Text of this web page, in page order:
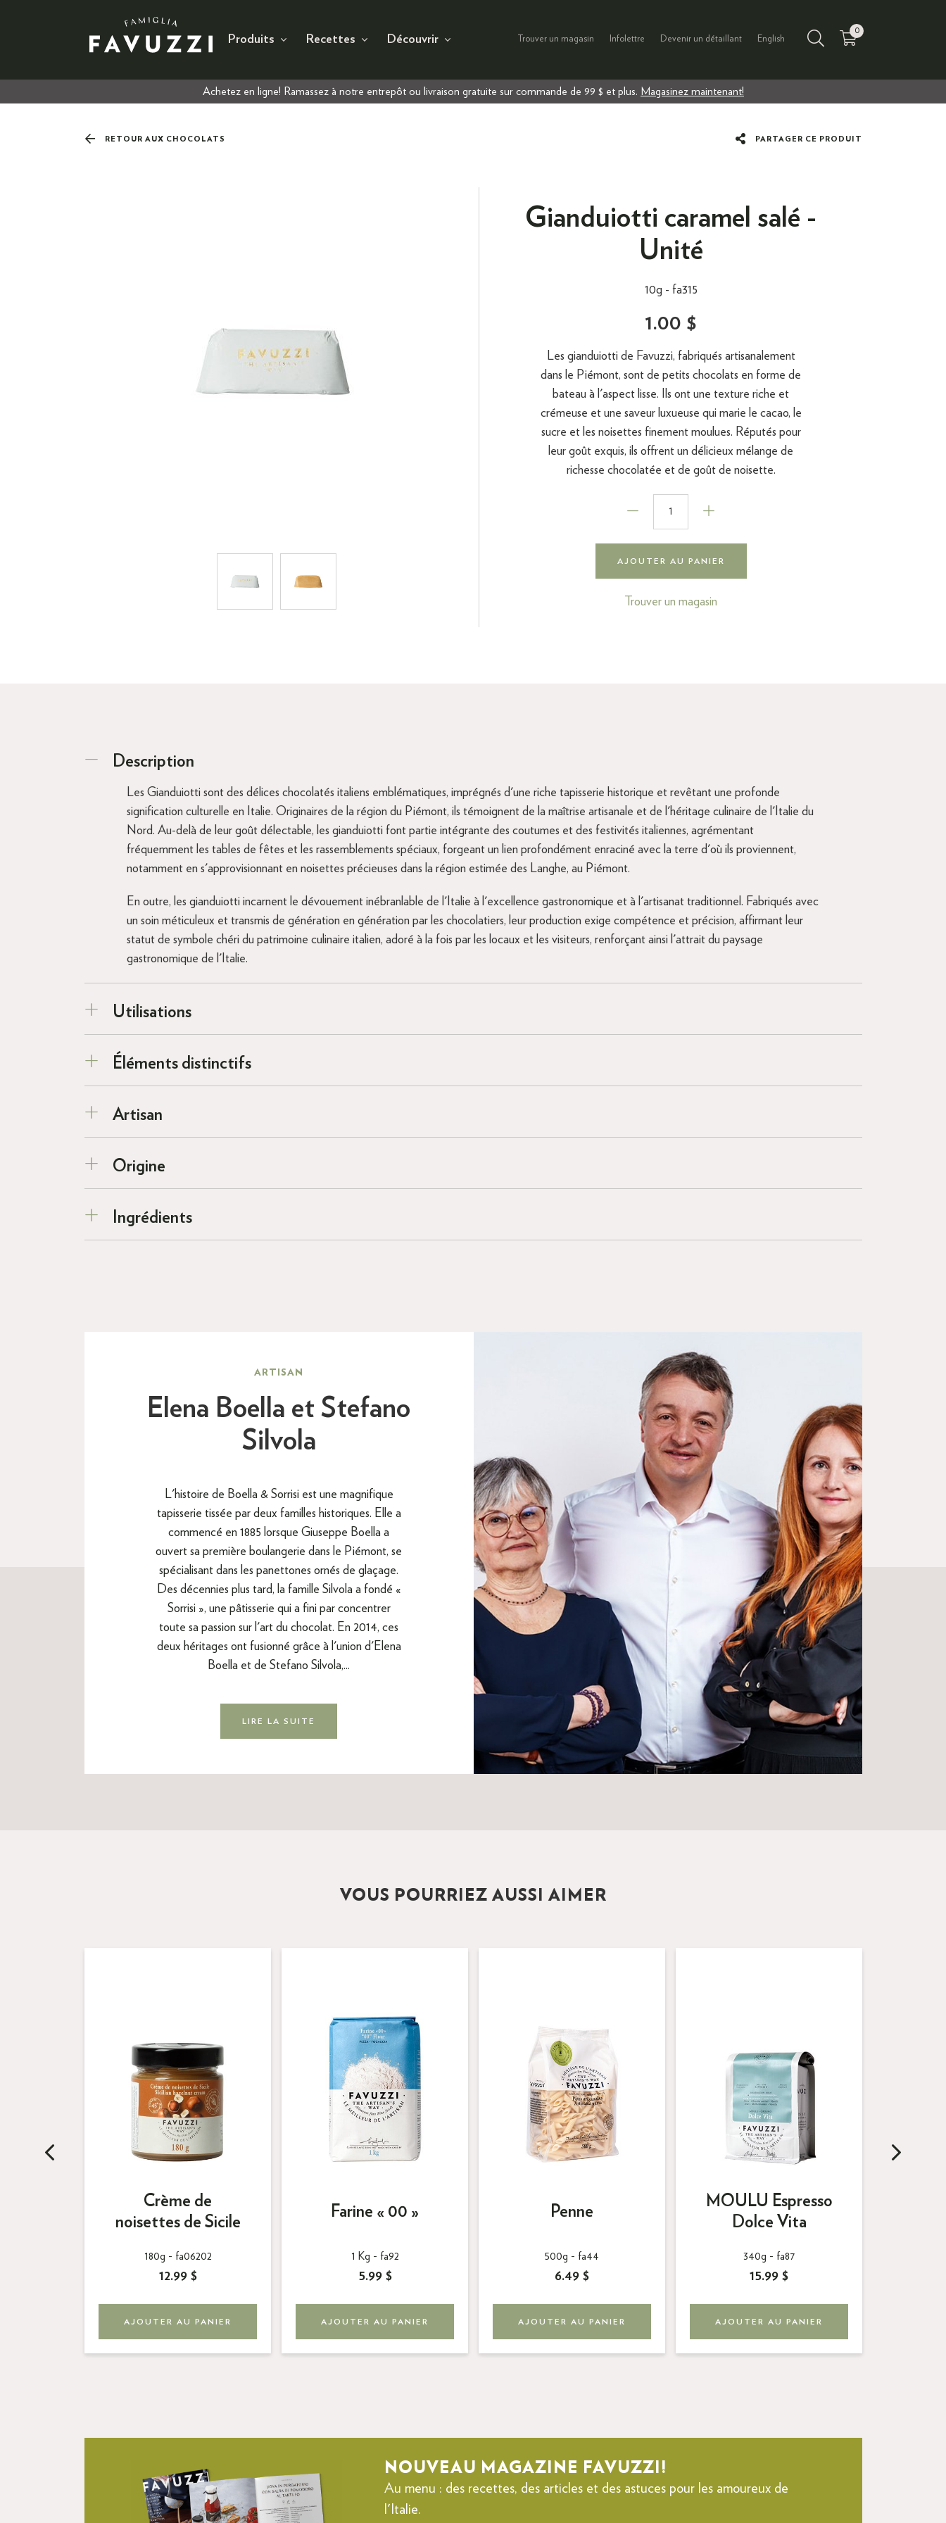
Produits Recettes Découvrir Trouver un magasin Infolettre Devenir un détaillant English
0
Achetez en ligne! Ramassez à notre entrepôt ou livraison gratuite sur commande de 99 $ et plus. Magasinez maintenant!
RETOUR AUX CHOCOLATS PARTAGER CE PRODUIT
Gianduiotti caramel salé -
Unité
10g - fa315
1.00 $
Les gianduiotti de Favuzzi, fabriqués artisanalement
dans le Piémont, sont de petits chocolats en forme de
bateau à l'aspect lisse. Ils ont une texture riche et
crémeuse et une saveur luxueuse qui marie le cacao, le
sucre et les noisettes finement moulues. Réputés pour
leur goût exquis, ils offrent un délicieux mélange de
richesse chocolatée et de goût de noisette.
AJOUTER AU PANIER
Trouver un magasin
Description
Les Gianduiotti sont des délices chocolatés italiens emblématiques, imprégnés d'une riche tapisserie historique et revêtant une profonde
signification culturelle en Italie. Originaires de la région du Piémont, ils témoignent de la maîtrise artisanale et de l'héritage culinaire de l'Italie du
Nord. Au-delà de leur goût délectable, les gianduiotti font partie intégrante des coutumes et des festivités italiennes, agrémentant
fréquemment les tables de fêtes et les rassemblements spéciaux, forgeant un lien profondément enraciné avec la terre d'où ils proviennent,
notamment en s'approvisionnant en noisettes précieuses dans la région estimée des Langhe, au Piémont.
En outre, les gianduiotti incarnent le dévouement inébranlable de l'Italie à l'excellence gastronomique et à l'artisanat traditionnel. Fabriqués avec
un soin méticuleux et transmis de génération en génération par les chocolatiers, leur production exige compétence et précision, affirmant leur
statut de symbole chéri du patrimoine culinaire italien, adoré à la fois par les locaux et les visiteurs, renforçant ainsi l'attrait du paysage
gastronomique de l'Italie.
Utilisations
Éléments distinctifs
Artisan
Origine
Ingrédients​
ARTISAN
Elena Boella et Stefano
Silvola
L'histoire de Boella & Sorrisi est une magnifique
tapisserie tissée par deux familles historiques. Elle a
commencé en 1885 lorsque Giuseppe Boella a
ouvert sa première boulangerie dans le Piémont, se
spécialisant dans les panettones ornés de glaçage.
Des décennies plus tard, la famille Silvola a fondé «
Sorrisi », une pâtisserie qui a fini par concentrer
toute sa passion sur l'art du chocolat. En 2014, ces
deux héritages ont fusionné grâce à l'union d'Elena
Boella et de Stefano Silvola,...
LIRE LA SUITE
VOUS POURRIEZ AUSSI AIMER
Crème de
noisettes de Sicile
180g - fa06202
12.99 $
AJOUTER AU PANIER
Farine « 00 »
1 Kg - fa92
5.99 $
AJOUTER AU PANIER
Penne
500g - fa44
6.49 $
AJOUTER AU PANIER
MOULU Espresso
Dolce Vita
340g - fa87
15.99 $
AJOUTER AU PANIER
NOUVEAU MAGAZINE FAVUZZI!
Au menu : des recettes, des articles et des astuces pour les amoureux de
l'Italie.